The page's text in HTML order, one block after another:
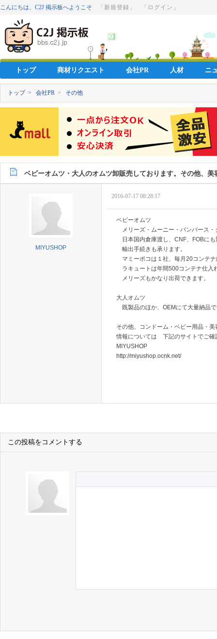
こんにちは、C2J 掲示板へようこそ 「新規登録」 「ログイン」
トップ 商材リクエスト 会社PR 人材 ニ
トップ > 会社PR > その他
ベビーオムツ・大人のオムツ卸販売しております。その他、
MIYUSHOP
2016-07-17 08:28:17
ベビーオムツ
メリーズ・ムーニー・パンパース・
日本国内倉庫渡し、CNF、FOBにも
輸出手続きも承ります。
マミーポコは１社、毎月20コンテナ
ラキュートは年間500コンテナ仕入
メリーズもかなり出荷できます。
大人オムツ
既製品のほか、OEMにて大量納品
その他、コンドーム・ベビー用品・
情報については 下記のサイトでご確
MIYUSHOP
http://miyushop.ocnk.net/
この投稿をコメントする